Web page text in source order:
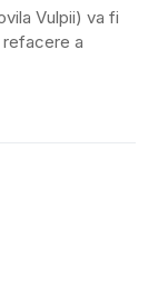
Vulpii) va fi
a